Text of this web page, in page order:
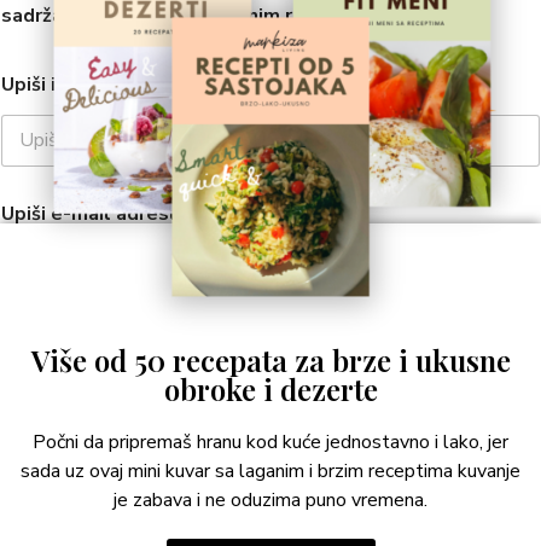
sadržaju, savetima i posebnim receptima.
Upiši ime i prezime
Last
Upiši e-mail adresu *
PRIJAVA
USLOVI KORIŠĆENJA RECEPTI #LIVING SHOP
Više od 50 recepata za brze i ukusne
obroke i dezerte
Počni da pripremaš hranu kod kuće jednostavno i lako, jer
sada uz ovaj mini kuvar sa laganim i brzim receptima kuvanje
je zabava i ne oduzima puno vremena.